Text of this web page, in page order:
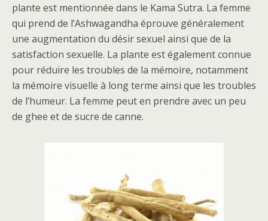
plante est mentionnée dans le Kama Sutra. La femme
qui prend de l’Ashwagandha éprouve généralement
une augmentation du désir sexuel ainsi que de la
satisfaction sexuelle. La plante est également connue
pour réduire les troubles de la mémoire, notamment
la mémoire visuelle à long terme ainsi que les troubles
de l’humeur. La femme peut en prendre avec un peu
de ghee et de sucre de canne.